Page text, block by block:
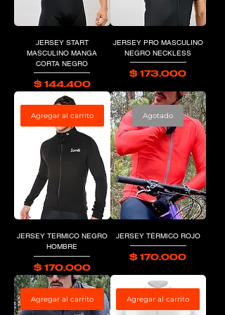
JERSEY START
MASCULINO MANGA
CORTA NEGRO
Precio
$ 144.400
JERSEY PRO MASCULINO
NEGRO NECKLESS
Precio
$ 173.000
Agregar al carrito
JERSEY TERMICO NEGRO
HOMBRE
Precio
$ 170.000
Agotado
JERSEY TÉRMICO ROJO
Precio
$ 170.000
Agregar al carrito Agregar al carrito